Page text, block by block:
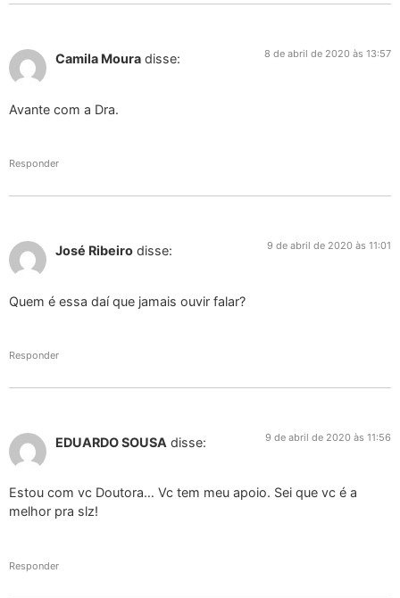
Camila Moura disse: 8 de abril de 2020 às 13:57
Avante com a Dra.
Responder
José Ribeiro disse: 9 de abril de 2020 às 11:01
Quem é essa daí que jamais ouvir falar?
Responder
EDUARDO SOUSA disse: 9 de abril de 2020 às 11:56
Estou com vc Doutora… Vc tem meu apoio. Sei que vc é a
melhor pra slz!
Responder